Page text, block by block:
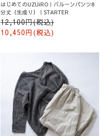
はじめてのUZUiRO｜バルーンパンツ8
分丈（生成り）｜STARTER
12,100円(税込)
10,450円(税込)